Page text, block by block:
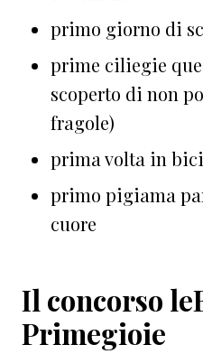
primo giorno di
prime ciliegie
scoperto di non
fragole)
prima volta in
primo pigiama
cuore
Il concorso
Primegioie